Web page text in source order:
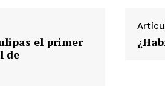
el primer
de